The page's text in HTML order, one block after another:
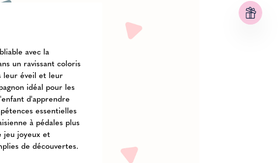
avec la
un ravissant coloris
leur éveil et leur
idéal pour les
d'apprendre
essentielles
à pédales plus
jeu joyeux et
de découvertes.